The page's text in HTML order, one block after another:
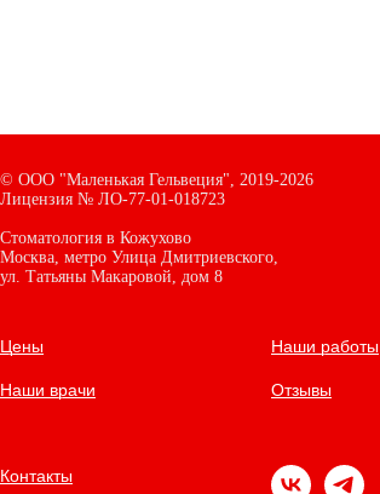
© ООО "Маленькая Гельвеция", 2019-2026
Лицензия № ЛО-77-01-018723
Стоматология в Кожухово
Москва, метро Улица Дмитриевского,
ул. Татьяны Макаровой, дом 8
Цены
Наши врачи
Наши работы
Отзывы
Контакты